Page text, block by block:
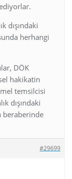
dışındaki
herhangi
DÖK
hakikatin
temsilcisi
dışındaki
beraberinde
#29699